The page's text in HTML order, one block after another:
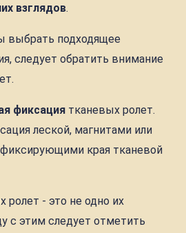
взглядов.
выбрать подходящее
следует обратить внимание
фиксация тканевых ролет.
леской, магнитами или
края тканевой
ролет - это не одно их
с этим следует отметить